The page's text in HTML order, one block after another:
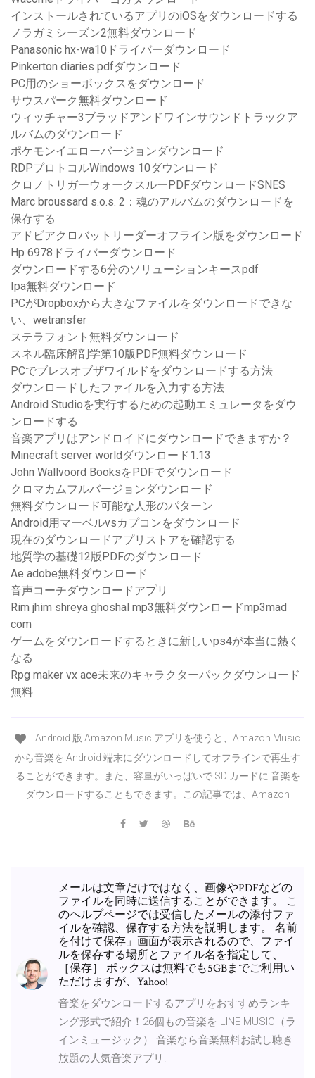
インストールされているアプリのiOSをダウンロードする
ノラガミシーズン2無料ダウンロード
Panasonic hx-wa10ドライバーダウンロード
Pinkerton diaries pdfダウンロード
PC用のショーボックスをダウンロード
サウスパーク無料ダウンロード
ウィッチャー3ブラッドアンドワインサウンドトラックア
ルバムのダウンロード
ポケモンイエローバージョンダウンロード
RDPプロトコルWindows 10ダウンロード
クロノトリガーウォークスルーPDFダウンロードSNES
Marc broussard s.o.s. 2：魂のアルバムのダウンロードを
保存する
アドビアクロバットリーダーオフライン版をダウンロード
Hp 6978ドライバーダウンロード
ダウンロードする6分のソリューションキースpdf
Ipa無料ダウンロード
PCがDropboxから大きなファイルをダウンロードできな
い、wetransfer
ステラフォント無料ダウンロード
スネル臨床解剖学第10版PDF無料ダウンロード
PCでブレスオブザワイルドをダウンロードする方法
ダウンロードしたファイルを入力する方法
Android Studioを実行するための起動エミュレータをダウ
ンロードする
音楽アプリはアンドロイドにダウンロードできますか？
Minecraft server worldダウンロード1.13
John Wallvoord BooksをPDFでダウンロード
クロマカムフルバージョンダウンロード
無料ダウンロード可能な人形のパターン
Android用マーベルvsカプコンをダウンロード
現在のダウンロードアプリストアを確認する
地質学の基礎12版PDFのダウンロード
Ae adobe無料ダウンロード
音声コーチダウンロードアプリ
Rim jhim shreya ghoshal mp3無料ダウンロードmp3mad
com
ゲームをダウンロードするときに新しいps4が本当に熱く
なる
Rpg maker vx ace未来のキャラクターパックダウンロード
無料
Android 版 Amazon Music アプリを使うと、Amazon Music
から音楽を Android 端末にダウンロードしてオフラインで再生す
ることができます。また、容量がいっぱいで SD カードに 音楽を
ダウンロードすることもできます。この記事では、Amazon
メールは文章だけではなく、画像やPDFなどの
ファイルを同時に送信することができます。 こ
のヘルプページでは受信したメールの添付ファ
イルを確認、保存する方法を説明します。 名前
を付けて保存」画面が表示されるので、ファイ
ルを保存する場所とファイル名を指定して、
［保存］ ボックスは無料でも5GBまでご利用い
ただけますが、Yahoo!
音楽をダウンロードするアプリをおすすめランキ
ング形式で紹介！26個もの音楽を LINE MUSIC（ラ
インミュージック） 音楽なら音楽無料お試し聴き
放題の人気音楽アプリ.